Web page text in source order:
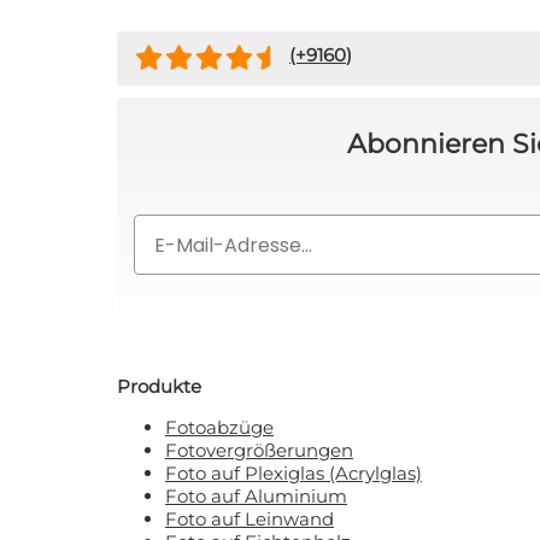
(+9160)
Abonnieren
Produkte
Fotoabzüge
Fotovergrößerungen
Foto auf Plexiglas (Acrylglas)
Foto auf Aluminium
Foto auf Leinwand